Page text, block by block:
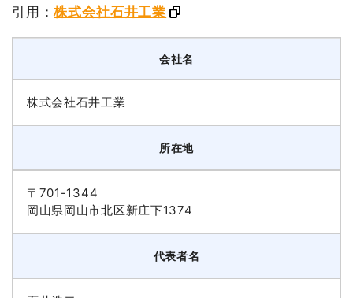
引用：株式会社石井工業
会社名
株式会社石井工業
所在地
〒701-1344
岡山県岡山市北区新庄下1374
代表者名